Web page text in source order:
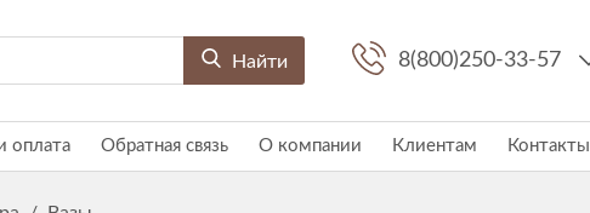
Найти 8(800)250-33-57
оплата Обратная связь О компании Клиентам Контакты